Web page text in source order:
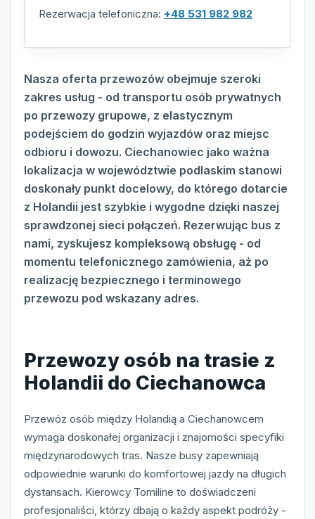
Rezerwacja telefoniczna: +48 531 982 982
Nasza oferta przewozów obejmuje szeroki
zakres usług - od transportu osób prywatnych
po przewozy grupowe, z elastycznym
podejściem do godzin wyjazdów oraz miejsc
odbioru i dowozu. Ciechanowiec jako ważna
lokalizacja w województwie podlaskim stanowi
doskonały punkt docelowy, do którego dotarcie
z Holandii jest szybkie i wygodne dzięki naszej
sprawdzonej sieci połączeń. Rezerwując bus z
nami, zyskujesz kompleksową obsługę - od
momentu telefonicznego zamówienia, aż po
realizację bezpiecznego i terminowego
przewozu pod wskazany adres.
Przewozy osób na trasie z
Holandii do Ciechanowca
Przewóz osób między Holandią a Ciechanowcem
wymaga doskonałej organizacji i znajomości specyfiki
międzynarodowych tras. Nasze busy zapewniają
odpowiednie warunki do komfortowej jazdy na długich
dystansach. Kierowcy Tomiline to doświadczeni
profesjonaliści, którzy dbają o każdy aspekt podróży -